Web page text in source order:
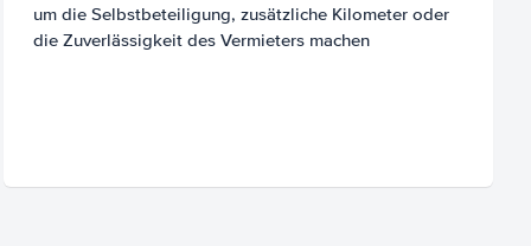
um die Selbstbeteiligung, zusätzliche Kilometer oder
die Zuverlässigkeit des Vermieters machen